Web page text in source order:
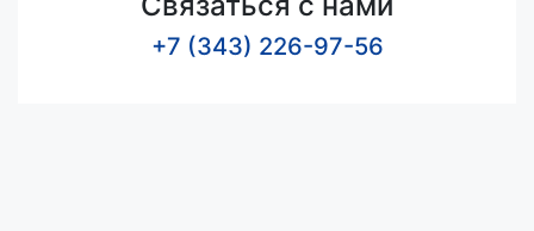
+7 (343) 226-97-56